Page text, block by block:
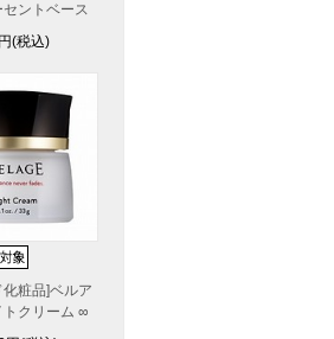
セントベース
円(税込)
化粧品]ベルア
トクリーム ∞